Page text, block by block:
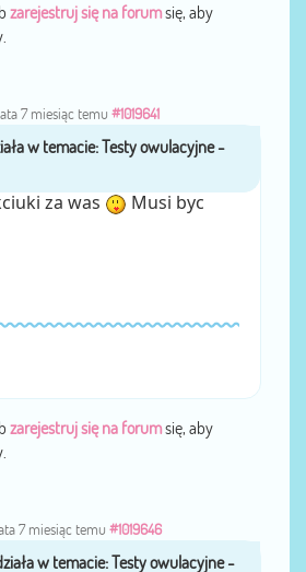
zarejestruj się na forumsię, aby
7 miesiąc temu #1019641
przez Pinezka
za was
Musi byc
zarejestruj się na forumsię, aby
7 miesiąc temu #1019646
przezAga2706